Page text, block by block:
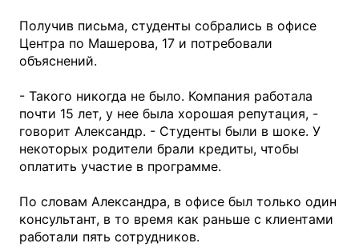
Получив письма, студенты собрались в офисе
Центра по Машерова, 17 и потребовали
объяснений.
- Такого никогда не было. Компания работала
почти 15 лет, у нее была хорошая репутация, -
говорит Александр. - Студенты были в шоке. У
некоторых родители брали кредиты, чтобы
оплатить участие в программе.
По словам Александра, в офисе был только один
консультант, в то время как раньше с клиентами
работали пять сотрудников.